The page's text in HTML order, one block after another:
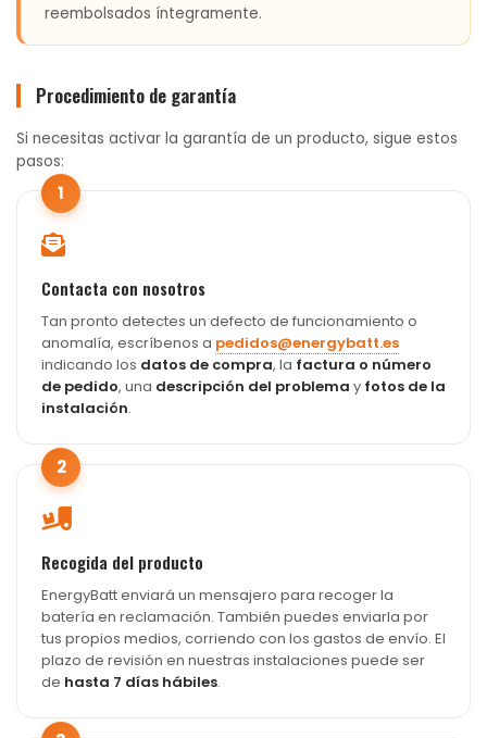
reembolsados íntegramente.
Procedimiento de garantía
Si necesitas activar la garantía de un producto, sigue estos
pasos:
1
Contacta con nosotros
Tan pronto detectes un defecto de funcionamiento o
anomalía, escríbenos a pedidos@energybatt.es
indicando los datos de compra, la factura o número
de pedido, una descripción del problema y fotos de la
instalación.
2
Recogida del producto
EnergyBatt enviará un mensajero para recoger la
batería en reclamación. También puedes enviarla por
tus propios medios, corriendo con los gastos de envío. El
plazo de revisión en nuestras instalaciones puede ser
de hasta 7 días hábiles.